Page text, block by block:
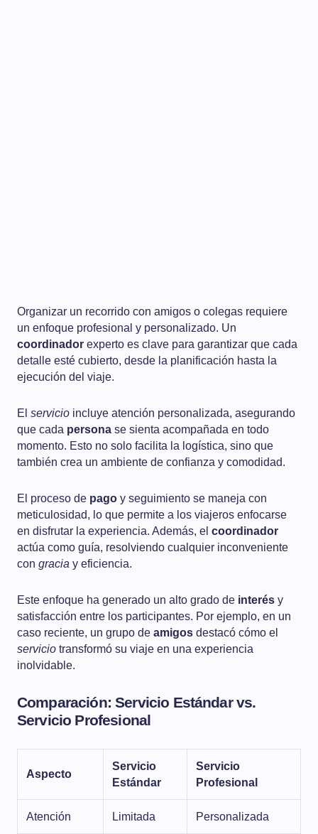
Organizar un recorrido con amigos o colegas requiere
un enfoque profesional y personalizado. Un
coordinador experto es clave para garantizar que cada
detalle esté cubierto, desde la planificación hasta la
ejecución del viaje.
El servicio incluye atención personalizada, asegurando
que cada persona se sienta acompañada en todo
momento. Esto no solo facilita la logística, sino que
también crea un ambiente de confianza y comodidad.
El proceso de pago y seguimiento se maneja con
meticulosidad, lo que permite a los viajeros enfocarse
en disfrutar la experiencia. Además, el coordinador
actúa como guía, resolviendo cualquier inconveniente
con gracia y eficiencia.
Este enfoque ha generado un alto grado de interés y
satisfacción entre los participantes. Por ejemplo, en un
caso reciente, un grupo de amigos destacó cómo el
servicio transformó su viaje en una experiencia
inolvidable.
Comparación: Servicio Estándar vs.
Servicio Profesional
Aspecto
Servicio
Estándar
Servicio
Profesional
Atención Limitada Personalizada